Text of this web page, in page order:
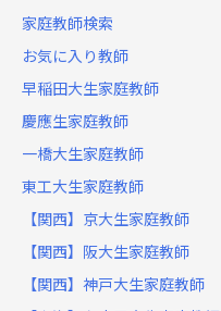
家庭教師検索
お気に入り教師
早稲田大生家庭教師
慶應生家庭教師
一橋大生家庭教師
東工大生家庭教師
【関西】京大生家庭教師
【関西】阪大生家庭教師
【関西】神戸大生家庭教師